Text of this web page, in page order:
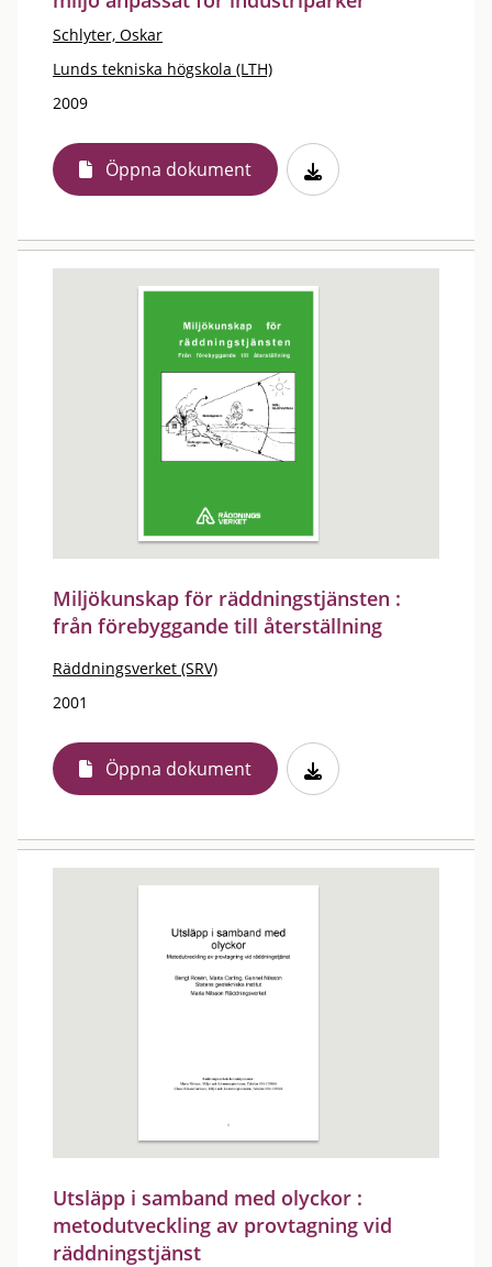
Schlyter, Oskar
Lunds tekniska högskola (LTH)
2009
Öppna dokument
Miljökunskap för räddningstjänsten :
från förebyggande till återställning
Räddningsverket (SRV)
2001
Öppna dokument
Utsläpp i samband med olyckor :
metodutveckling av provtagning vid
räddningstjänst